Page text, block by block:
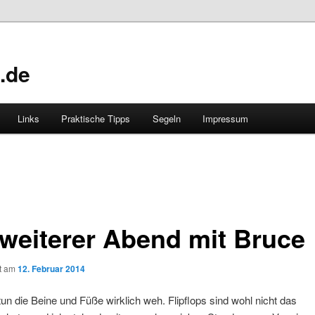
Links Praktische Tipps Segeln Impressum
Abend mit Bruce
am 12. Februar 2014
die Beine und Füße wirklich weh. Flipflops sind wohl nicht das